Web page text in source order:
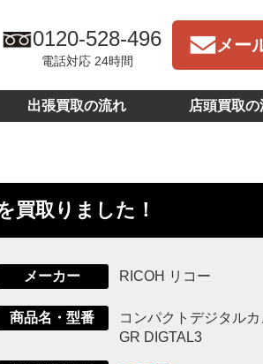
0120-528-496
電話対応 24時間
メー
出張買取の流れ 店頭買取の
買取りました！
メーカー RICOH リコー
商品名・型番
コンパクトデジタルカ
GR DIGTAL3